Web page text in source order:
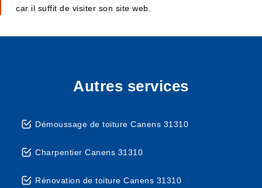
car il suffit de visiter son site web.
Autres services
Démoussage de toiture Canens 31310
Charpentier Canens 31310
Rénovation de toiture Canens 31310